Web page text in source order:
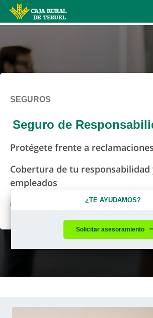
SEGUROS
Seguro de
Protégete frente a
Cobertura de tu responsabilidad
empleados
Gastos de defensa y fianzas
¿TE AYUDAMOS?
Solicitar asesoramiento